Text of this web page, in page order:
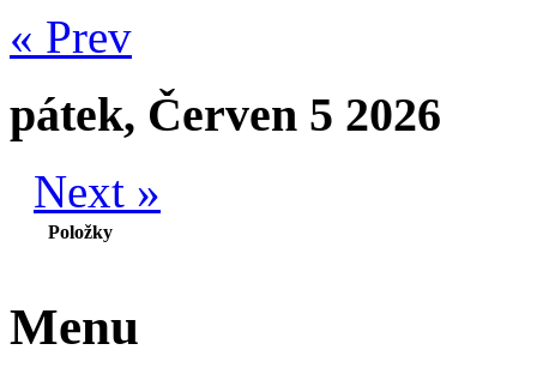
« Prev
pátek, Červen 5 2026
Next »
Položky
Menu